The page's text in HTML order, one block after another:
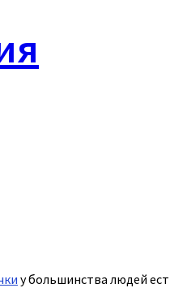
у большинства людей